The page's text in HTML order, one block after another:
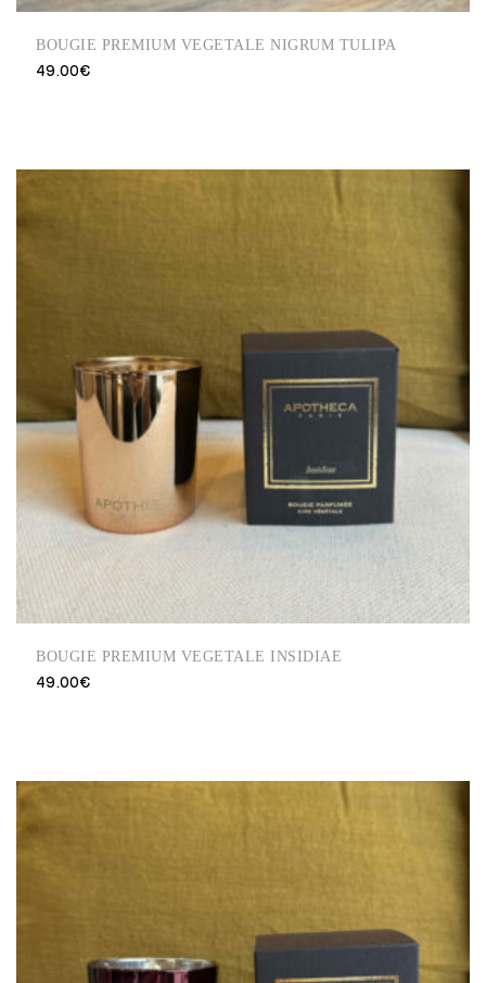
BOUGIE PREMIUM VEGETALE NIGRUM TULIPA
49.00€
BOUGIE PREMIUM VEGETALE INSIDIAE
49.00€